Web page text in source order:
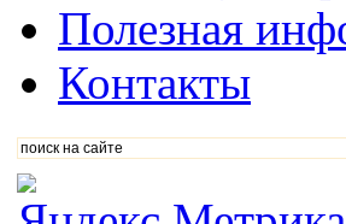
Полезная
Контакты